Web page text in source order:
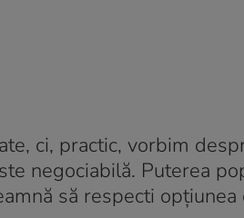
ci, practic, vorbim
negociabilă. Puterea
să respecti opțiunea